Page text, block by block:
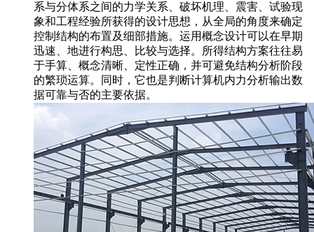
系与分体系之间的力学关系、破坏机理、震害、试验现
象和工程经验所获得的设计思想，从全局的角度来确定
控制结构的布置及细部措施。运用概念设计可以在早期
迅速、地进行构思、比较与选择。所得结构方案往往易
于手算、概念清晰、定性正确，并可避免结构分析阶段
的繁琐运算。同时，它也是判断计算机内力分析输出数
据可靠与否的主要依据。